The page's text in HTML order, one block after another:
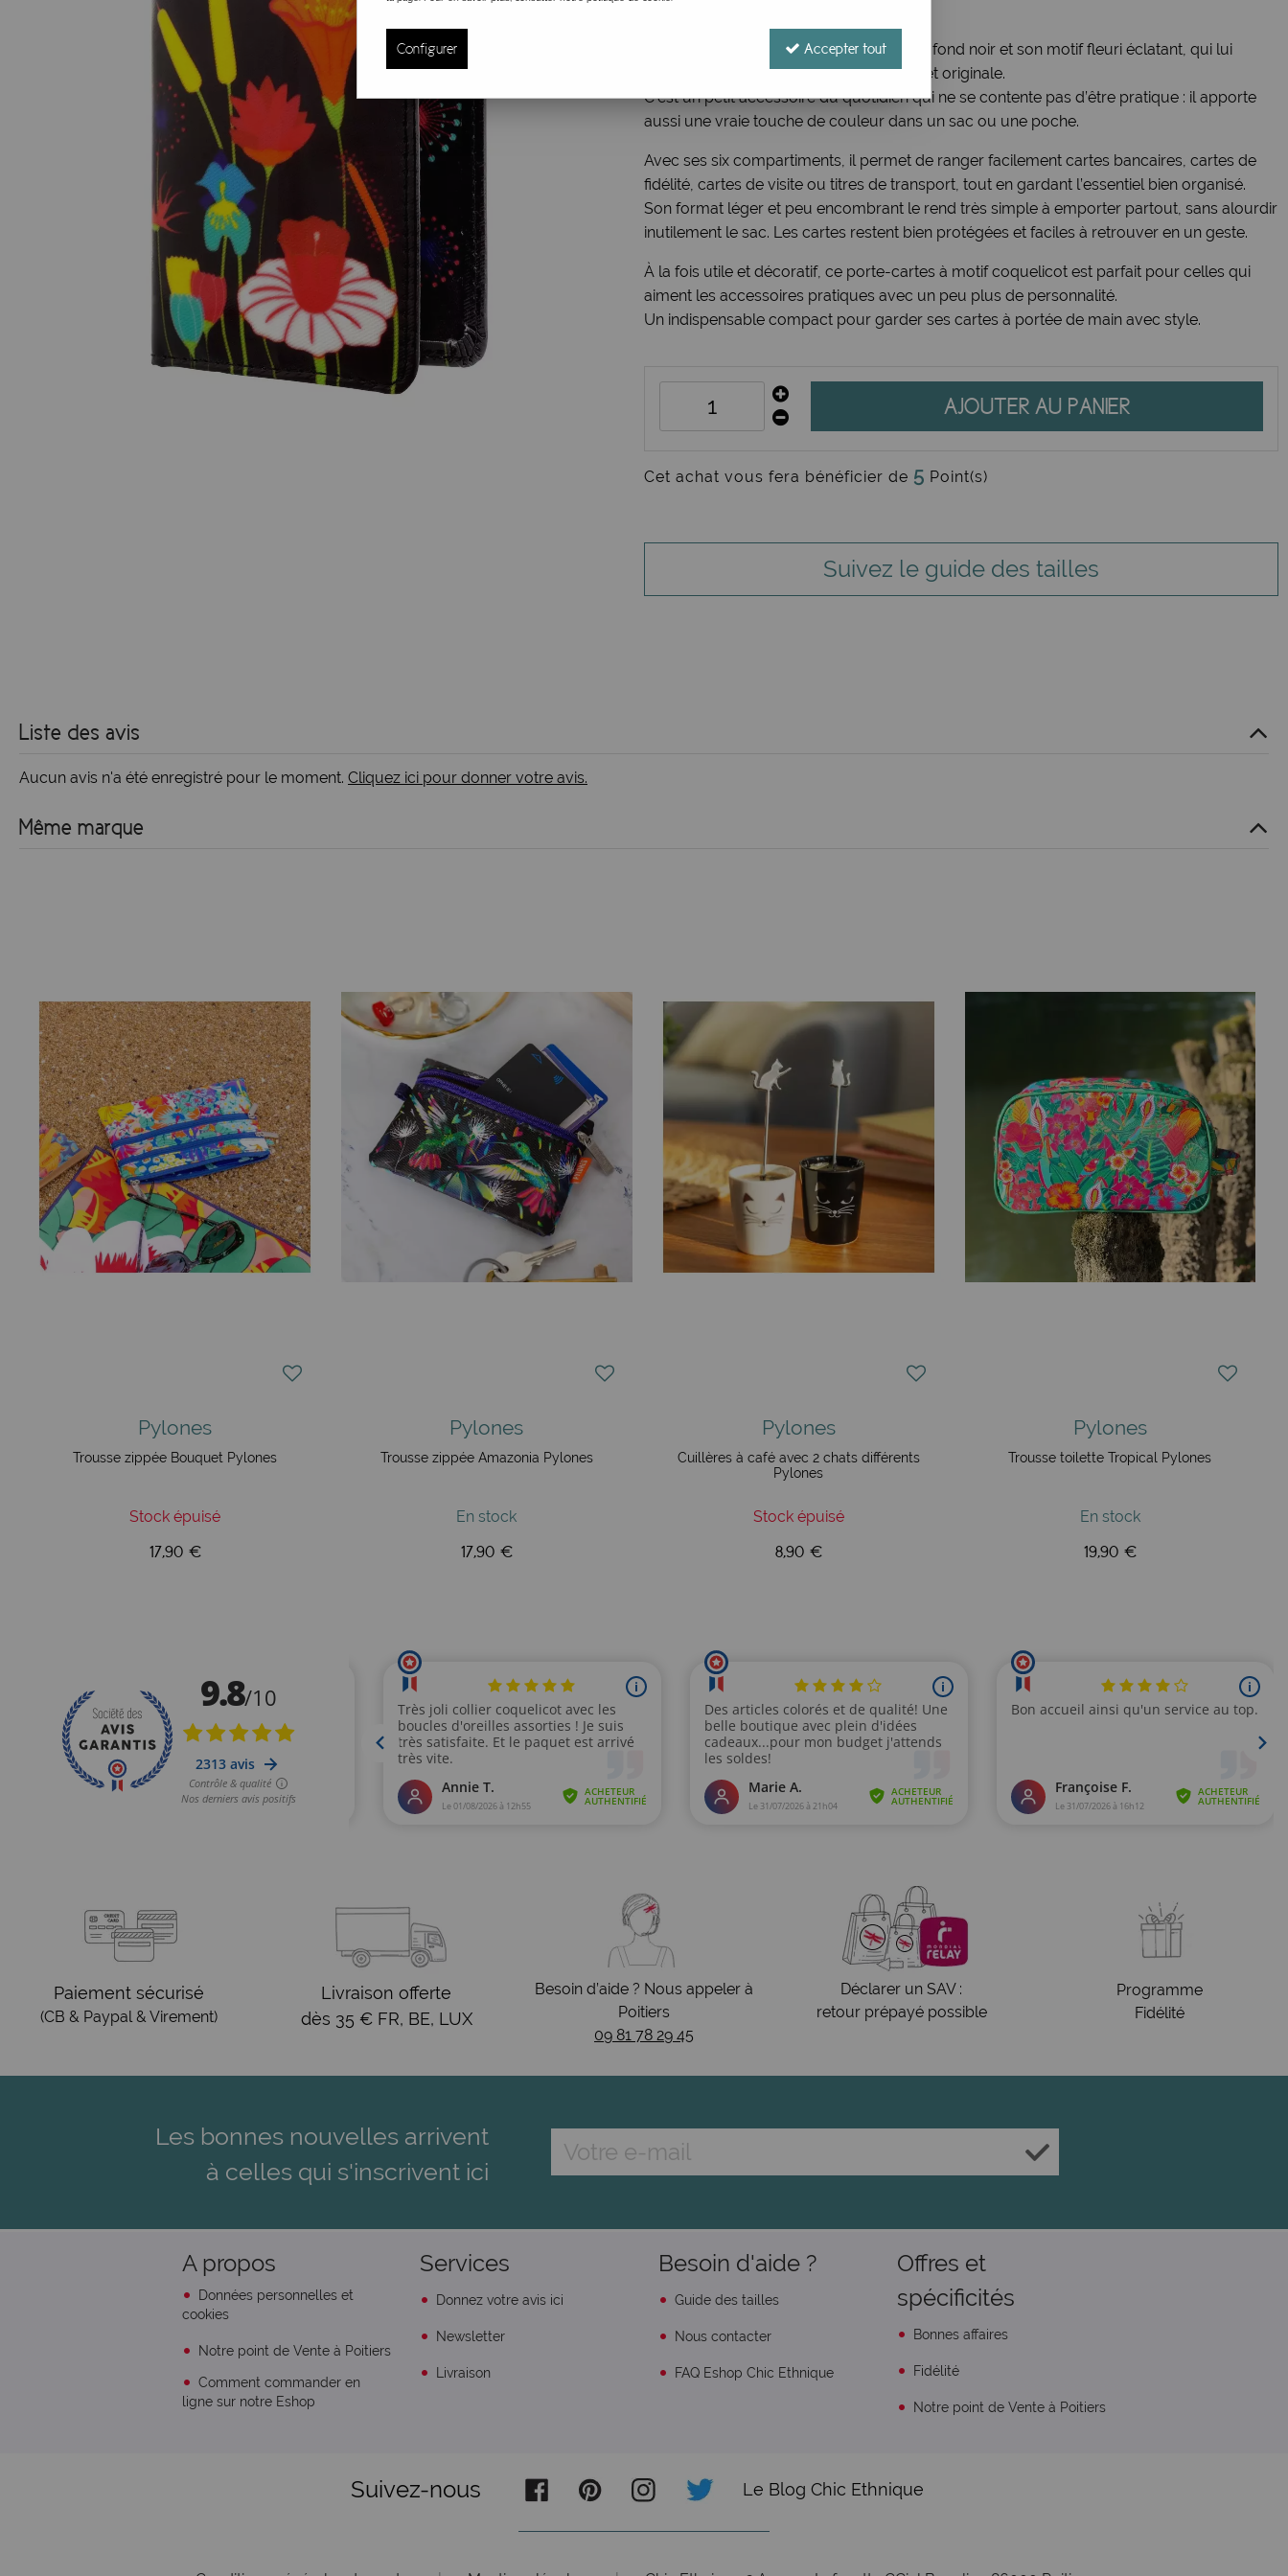
Ce porte-cartes compact séduit par son fond noir et son motif fleuri éclatant, qui lui
donne une allure à la fois féminine, vive et originale.
C’est un petit accessoire du quotidien qui ne se contente pas d’être pratique : il apporte
aussi une vraie touche de couleur dans un sac ou une poche.
Avec ses six compartiments, il permet de ranger facilement cartes bancaires, cartes de
fidélité, cartes de visite ou titres de transport, tout en gardant l’essentiel bien organisé.
Son format léger et peu encombrant le rend très simple à emporter partout, sans alourdir
inutilement le sac. Les cartes restent bien protégées et faciles à retrouver en un geste.
À la fois utile et décoratif, ce porte-cartes à motif coquelicot est parfait pour celles qui
aiment les accessoires pratiques avec un peu plus de personnalité.
Un indispensable compact pour garder ses cartes à portée de main avec style.
AJOUTER AU PANIER
Cet achat vous fera bénéficier de 5 Point(s)
Suivez le guide des tailles
Liste des avis
Aucun avis n'a été enregistré pour le moment. Cliquez ici pour donner votre avis.
Même marque
Pylones
Trousse zippée Bouquet Pylones
Stock épuisé
17,90 €
Pylones
Trousse zippée Amazonia Pylones
En stock
17,90 €
Pylones
Cuillères à café avec 2 chats différents
Pylones
Stock épuisé
8,90 €
Pylones
Trousse toilette Tropical Pylones
En stock
19,90 €
Paiement sécurisé
(CB & Paypal & Virement)
Livraison offerte
dès 35 € FR, BE, LUX
Besoin d’aide ? Nous appeler à
Poitiers
09 81 78 29 45
Déclarer un SAV :
retour prépayé possible
Programme
Fidélité
Les bonnes nouvelles arrivent
à celles qui s'inscrivent ici
A propos
Données personnelles et
cookies
Notre point de Vente à Poitiers
Comment commander en
ligne sur notre Eshop
Services
Donnez votre avis ici
Newsletter
Livraison
Besoin d'aide ?
Guide des tailles
Nous contacter
FAQ Eshop Chic Ethnique
Offres et
spécificités
Bonnes affaires
Fidélité
Notre point de Vente à Poitiers
Suivez-nous Le Blog Chic Ethnique
Configurer Accepter tout